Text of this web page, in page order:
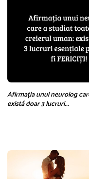
Afirmația unui neurolog
există doar 3 lucruri...